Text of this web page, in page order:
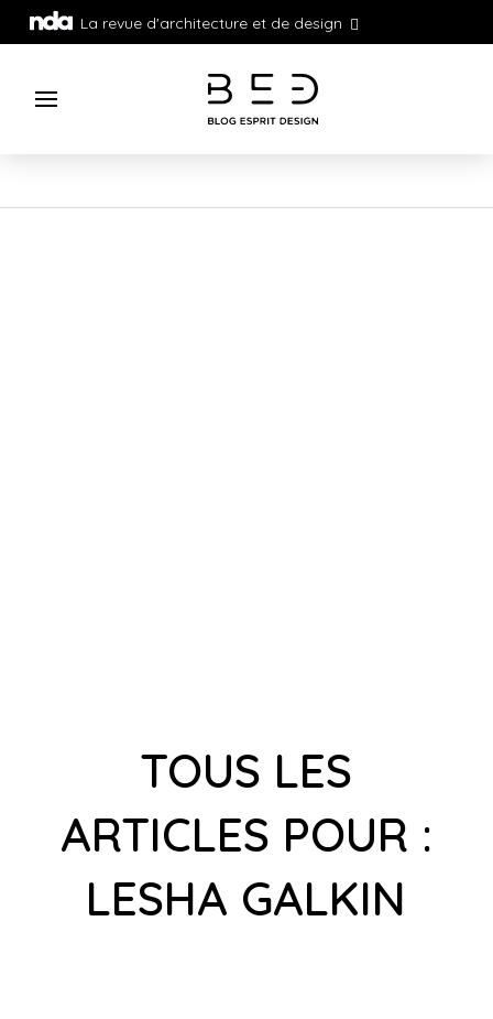
La revue d'architecture et de design
TOUS LES
ARTICLES POUR :
LESHA GALKIN